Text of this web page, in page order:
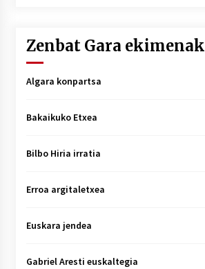
Zenbat Gara ekimenak
Algara konpartsa
Bakaikuko Etxea
Bilbo Hiria irratia
Erroa argitaletxea
Euskara jendea
Gabriel Aresti euskaltegia